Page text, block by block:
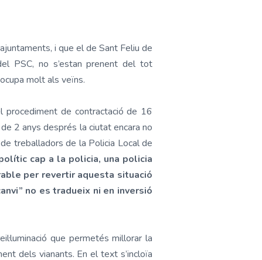
i que el de Sant Feliu de
PSC, no s’estan prenent del tot
molt als veïns.
procediment de contractació de 16
2 anys després la ciutat encara no
treballadors de la Policia Local de
cap a la policia, una policia
per revertir aquesta situació
no es tradueix ni en inversió
que permetés millorar la
dels vianants. En el text s’incloïa